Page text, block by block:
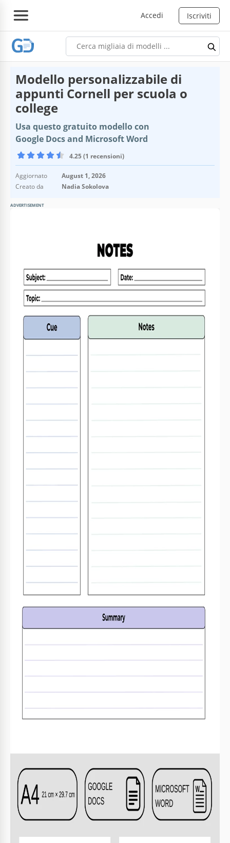
Accedi Iscriviti
Modello personalizzabile di
appunti Cornell per scuola o
college
Usa questo gratuito modello con
Google Docs and Microsoft Word
4.25 (1 recensioni)
Aggiornato
August 1, 2026
Creato da
Nadia Sokolova
ADVERTISEMENT